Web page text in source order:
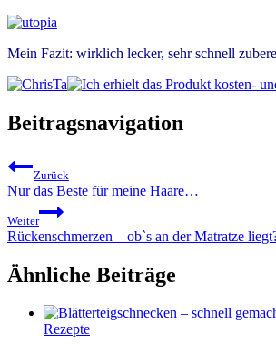
Mein Fazit: wirklich lecker, sehr schnell
Beitragsnavigation
Zurück
Nur das Beste für meine Haare…
Weiter
Rückenschmerzen – ob`s an der Matratze
Ähnliche Beiträge
Rezepte